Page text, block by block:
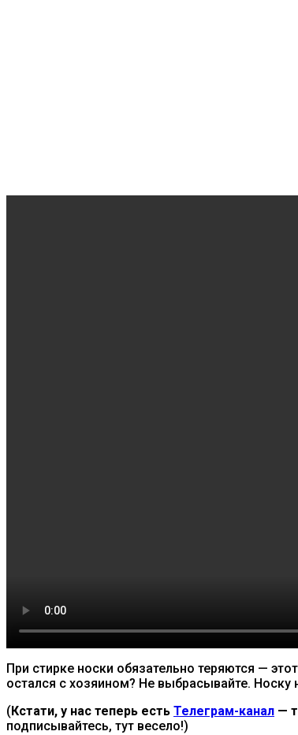
При стирке носки обязательно теряются —
остался с хозяином? Не выбрасывайте. Носку
( Кстати, у нас теперь есть Телеграм-канал —
подписывайтесь, тут весело!)